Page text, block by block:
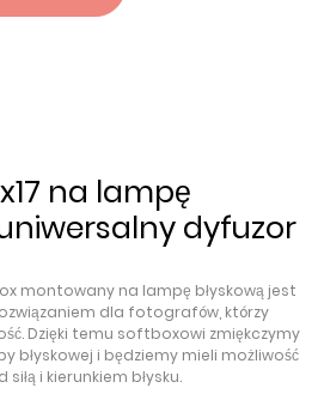
na lampę
dyfuzor
montowany na lampę błyskową jest
dla fotografów, którzy
Dzięki temu softboxowi zmiękczymy
błyskowej i będziemy mieli możliwość
i kierunkiem błysku.